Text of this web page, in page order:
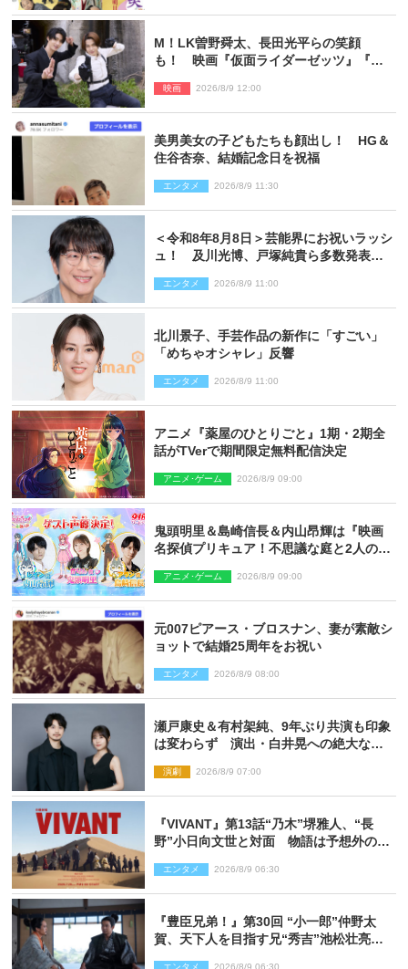
M！LK曽野舜太、長田光平らの笑顔
も！ 映画『仮面ライダーゼッツ』『超
ショット到着
映画 2026/8/9 12:00
美男美女の子どもたちも顔出し！ HG＆
住谷杏奈、結婚記念日を祝福
エンタメ 2026/8/9 11:30
＜令和8年8月8日＞芸能界にお祝いラッシ
ュ！ 及川光博、戸塚純貴ら多数発表結
エンタメ 2026/8/9 11:00
北川景子、手芸作品の新作に「すごい」
「めちゃオシャレ」反響
エンタメ 2026/8/9 11:00
アニメ『薬屋のひとりごと』1期・2期全
話がTVerで期間限定無料配信決定
アニメ･ゲーム 2026/8/9 09:00
鬼頭明里＆島崎信長＆内山昂輝は『映画
名探偵プリキュア！不思議な庭と2人の秘
アニメ･ゲーム 2026/8/9 09:00
元007ピアース・ブロスナン、妻が素敵シ
ョットで結婚25周年をお祝い
エンタメ 2026/8/9 08:00
瀬戸康史＆有村架純、9年ぶり共演も印象
は変わらず 演出・白井晃への絶大なる
演劇 2026/8/9 07:00
『VIVANT』第13話“乃木”堺雅人、“長
野”小日向文世と対面 物語は予想外の展
エンタメ 2026/8/9 06:30
『豊臣兄弟！』第30回 “小一郎”仲野太
賀、天下人を目指す兄“秀吉”池松壮亮
エンタメ 2026/8/9 06:30